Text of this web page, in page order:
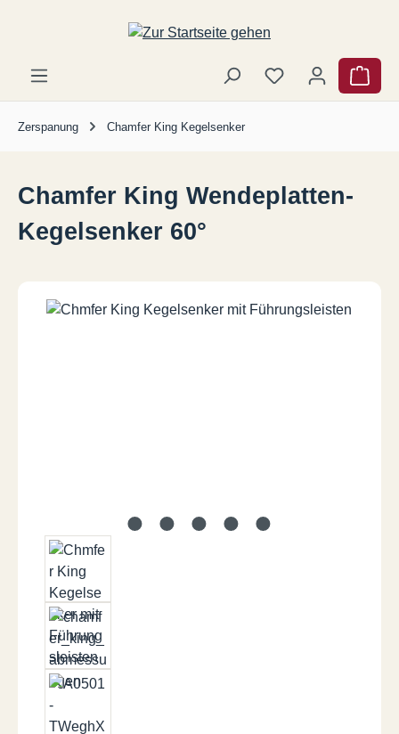
Zum Hauptinhalt springen
Zerspanung Chamfer King Kegelsenker
Chamfer King Wendeplatten-
Kegelsenker 60°
Bildergalerie überspringen